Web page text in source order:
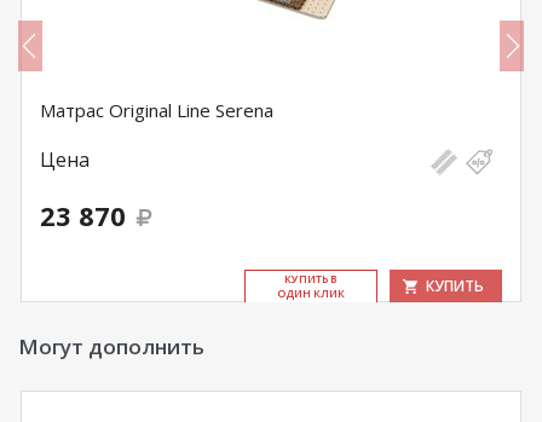
Матрас Original Line Serena
Цена
23 870
КУ­ПИТЬ В
ОДИН КЛИК
КУПИТЬ
Могут дополнить